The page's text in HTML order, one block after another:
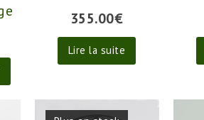
355.00€
Lire la suite